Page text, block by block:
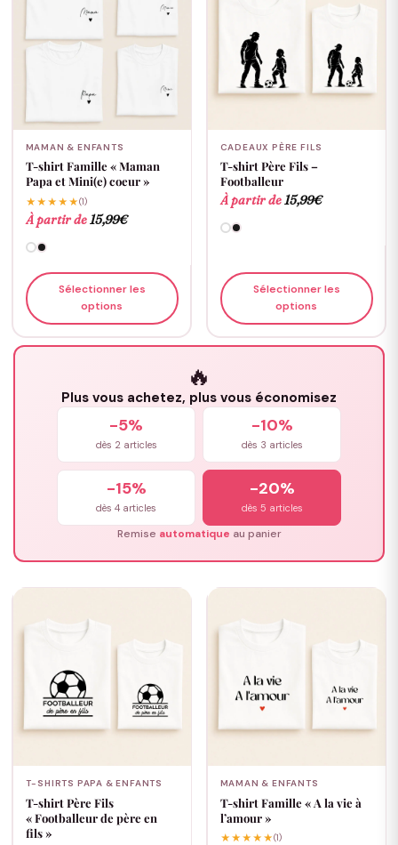
MAMAN & ENFANTS
T-shirt Famille « Maman
Papa et Mini(e) coeur »
★★★★★(1)
À partir de15,99€
Sélectionner les
options
CADEAUX PÈRE FILS
T-shirt Père Fils –
Footballeur
À partir de15,99€
Sélectionner les
options
🔥
Plus vous achetez, plus vous économisez
-5%
dès 2 articles
-10%
dès 3 articles
-15%
dès 4 articles
-20%
dès 5 articles
Remise automatique au panier
T-SHIRTS PAPA & ENFANTS
T-shirt Père Fils
« Footballeur de père en
fils »
MAMAN & ENFANTS
T-shirt Famille « A la vie à
l’amour »
★★★★★(1)